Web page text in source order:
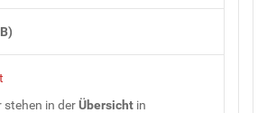
stehen in derÜbersicht in